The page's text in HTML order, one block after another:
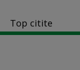
Top citite